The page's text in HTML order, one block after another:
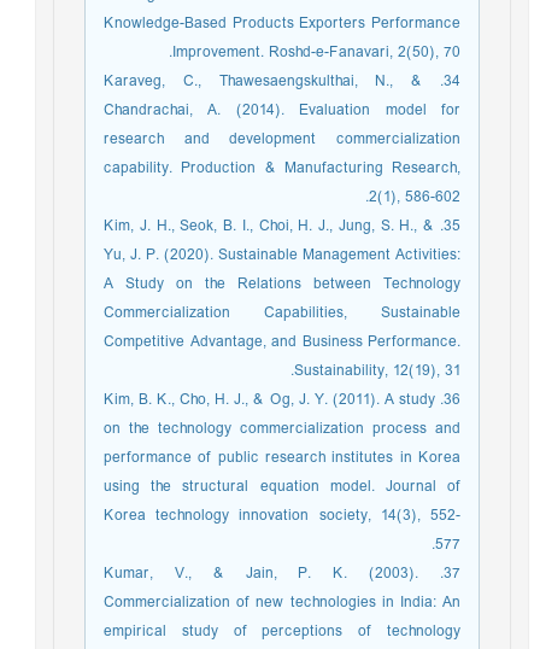
Knowledge-Based Products Exporters Performance
Improvement. Roshd-e-Fanavari, 2(50), 70.‏
34. Karaveg, C., Thawesaengskulthai, N., &
Chandrachai, A. (2014). Evaluation model for
research and development commercialization
capability. Production & Manufacturing Research,
2(1), 586-602.‏
35. Kim, J. H., Seok, B. I., Choi, H. J., Jung, S. H., &
Yu, J. P. (2020). Sustainable Management Activities:
A Study on the Relations between Technology
Commercialization Capabilities, Sustainable
Competitive Advantage, and Business Performance.
Sustainability, 12(19), 31.
36. Kim, B. K., Cho, H. J., & Og, J. Y. (2011). A study
on the technology commercialization process and
performance of public research institutes in Korea
using the structural equation model. Journal of
Korea technology innovation society, 14(3), 552-
577.‏
37. Kumar, V., & Jain, P. K. (2003).
Commercialization of new technologies in India: An
empirical study of perceptions of technology